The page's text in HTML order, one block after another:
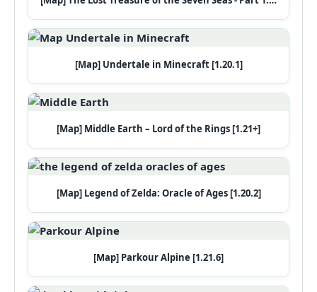
[Map] Undertale in Minecraft [1.20.1]
[Map] Middle Earth – Lord of the Rings [1.21+]
[Map] Legend of Zelda: Oracle of Ages [1.20.2]
[Map] Parkour Alpine [1.21.6]